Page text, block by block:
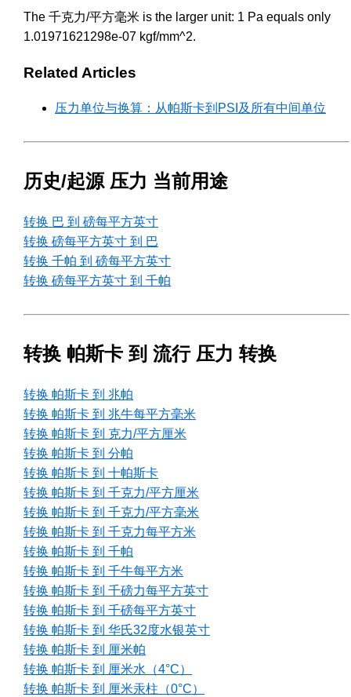
The 千克力/平方毫米 is the larger unit: 1 Pa equals only
1.01971621298e-07 kgf/mm^2.
Related Articles
压力单位与换算：从帕斯卡到PSI及所有中间单位
历史/起源 压力 当前用途
转换 巴 到 磅每平方英寸
转换 磅每平方英寸 到 巴
转换 千帕 到 磅每平方英寸
转换 磅每平方英寸 到 千帕
转换 帕斯卡 到 流行 压力 转换
转换 帕斯卡 到 兆帕
转换 帕斯卡 到 兆牛每平方毫米
转换 帕斯卡 到 克力/平方厘米
转换 帕斯卡 到 分帕
转换 帕斯卡 到 十帕斯卡
转换 帕斯卡 到 千克力/平方厘米
转换 帕斯卡 到 千克力/平方毫米
转换 帕斯卡 到 千克力每平方米
转换 帕斯卡 到 千帕
转换 帕斯卡 到 千牛每平方米
转换 帕斯卡 到 千磅力每平方英寸
转换 帕斯卡 到 千磅每平方英寸
转换 帕斯卡 到 华氏32度水银英寸
转换 帕斯卡 到 厘米帕
转换 帕斯卡 到 厘米水（4°C）
转换 帕斯卡 到 厘米汞柱（0°C）